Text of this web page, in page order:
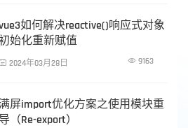
如何解决reactive()响应式对象
始化重新赋值
 2024年03月28日  9163
满屏import优化方案之使用模块重
导（Re-export）